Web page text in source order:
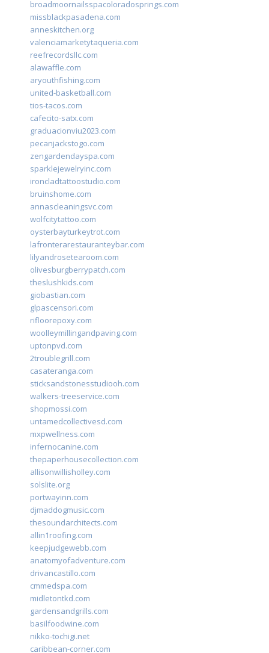
broadmoornailsspacoloradosprings.com
missblackpasadena.com
anneskitchen.org
valenciamarketytaqueria.com
reefrecordsllc.com
alawaffle.com
aryouthfishing.com
united-basketball.com
tios-tacos.com
cafecito-satx.com
graduacionviu2023.com
pecanjackstogo.com
zengardendayspa.com
sparklejewelryinc.com
ironcladtattoostudio.com
bruinshome.com
annascleaningsvc.com
wolfcitytattoo.com
oysterbayturkeytrot.com
lafronterarestauranteybar.com
lilyandrosetearoom.com
olivesburgberrypatch.com
theslushkids.com
giobastian.com
glpascensori.com
rifloorepoxy.com
woolleymillingandpaving.com
uptonpvd.com
2troublegrill.com
casateranga.com
sticksandstonesstudiooh.com
walkers-treeservice.com
shopmossi.com
untamedcollectivesd.com
mxpwellness.com
infernocanine.com
thepaperhousecollection.com
allisonwillisholley.com
solslite.org
portwayinn.com
djmaddogmusic.com
thesoundarchitects.com
allin1roofing.com
keepjudgewebb.com
anatomyofadventure.com
drivancastillo.com
cmmedspa.com
midletontkd.com
gardensandgrills.com
basilfoodwine.com
nikko-tochigi.net
caribbean-corner.com